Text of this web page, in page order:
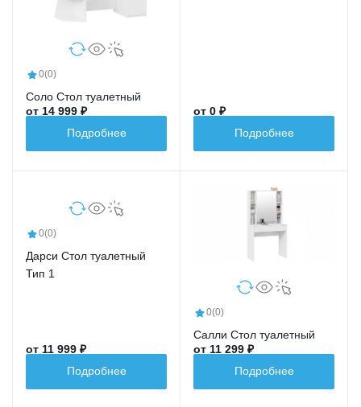
0(0)
Соло Стол туалетный
от 14 999 ₽
Подробнее
от 0 ₽
Подробнее
0(0)
Дарси Стол туалетный
Тип 1
от 11 999 ₽
Подробнее
0(0)
Салли Стол туалетный
от 11 299 ₽
Подробнее